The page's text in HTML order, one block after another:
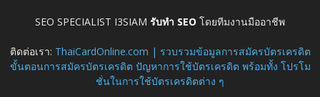
SEO SPECIALIST I3SIAM รับทำ SEO โดยทีมงานมืออาชีพ
ติดต่อเรา: ThaiCardOnline.com | รวบรวมข้อมูลการสมัครบัตรเครดิต
ขั้นตอนการสมัครบัตรเครดิต ปัญหาการใช้บัตรเครดิต พร้อมทั้ง โปรโม
ชั่นในการใช้บัตรเครดิตต่าง ๆ